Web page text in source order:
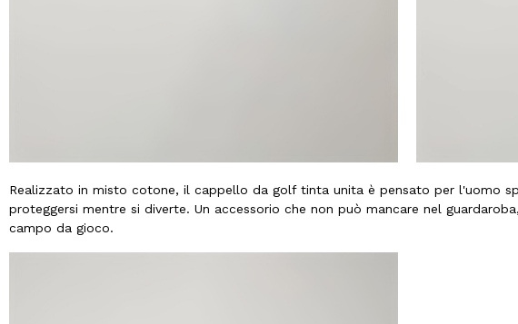
Realizzato in misto cotone, il cappello da golf tinta unita è pensato per l'uomo
proteggersi mentre si diverte. Un accessorio che non può mancare nel
campo da gioco.